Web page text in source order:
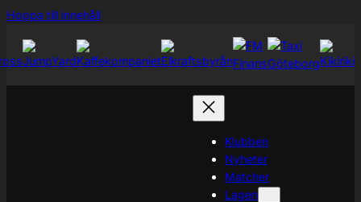
Hoppa till innehållHoppa
Klubben
Nyheter
Matcher
Lagen